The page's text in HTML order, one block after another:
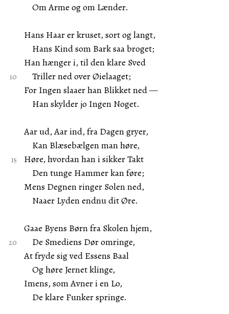
Om Arme og om Lænder.
Hans Haar er kruset, sort og langt,
Hans Kind som Bark saa broget;
Han hænger i, til den klare Sved
Triller ned over Øielaaget;
For Ingen slaaer han Blikket ned —
Han skylder jo Ingen Noget.
Aar ud, Aar ind, fra Dagen gryer,
Kan Blæsebælgen man høre,
Høre, hvordan han i sikker Takt
Den tunge Hammer kan føre;
Mens Degnen ringer Solen ned,
Naaer Lyden endnu dit Øre.
Gaae Byens Børn fra Skolen hjem,
De Smediens Dør omringe,
At fryde sig ved Essens Baal
Og høre Jernet klinge,
Imens, som Avner i en Lo,
De klare Funker springe.